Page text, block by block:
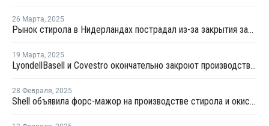
26 Марта, 2025
Рынок стирола в Нидерландах пострадал из-за закрытия заводов LyondellBasell и Covestro
19 Марта, 2025
LyondellBasell и Covestro окончательно закроют производство стирола и окиси пропилена в Нидерландах
28 Февраля, 2025
Shell объявила форс-мажор на производстве стирола и окиси пропилена в Нидерландах